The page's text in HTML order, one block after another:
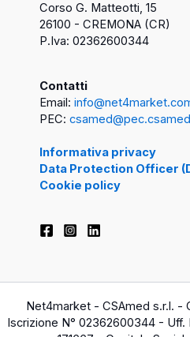
Corso G. Matteotti, 15
26100 - CREMONA (CR)
P.Iva: 02362600344
Contatti
Email:
PEC:
Informativa privacy
Data Protection Officer
Cookie policy
Net4market - CSAmed s.r.l. -
Iscrizione N° 02362600344 -